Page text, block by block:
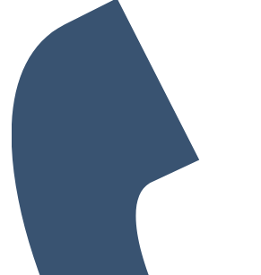
レンタルオフィス一覧・検索
閲覧履歴一覧
都道府県から探す
奈良県
大阪府の市から探す
高槻市
東大阪市
藤井寺市